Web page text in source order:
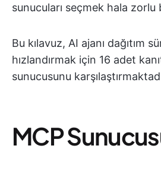
sunucuları seçmek hala zorlu
Bu kılavuz, AI ajanı dağıtım
hızlandırmak için 16 adet
sunucusunu
MCP